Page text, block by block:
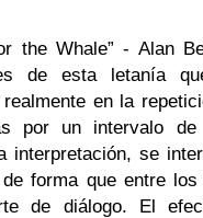
the Whale” - Alan
de esta letanía
en la
por un intervalo
interpretación, se
forma que entre
de diálogo. El